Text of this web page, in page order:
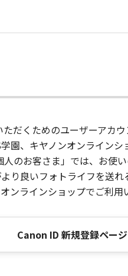
だくためのユーザーアカ
園、キヤノンオンライン
のお客さま」では、お使
り良いフォトライフを送
ラインショップでご利用
Canon ID 新規登録ページ